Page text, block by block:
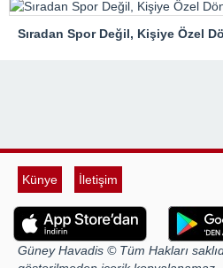
Künye İletişim
Güney Havadis © Tüm Hakları